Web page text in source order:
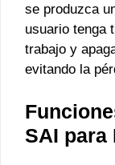
se produzca
usuario tenga
trabajo y
evitando la
SAI para